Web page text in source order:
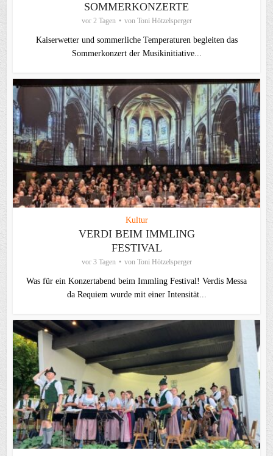
SOMMERKONZERTE
vor 2 Tagen von Toni Hötzelsperger
Kaiserwetter und sommerliche Temperaturen begleiten das
Sommerkonzert der Musikinitiative...
Kultur
VERDI BEIM IMMLING
FESTIVAL
vor 3 Tagen von Toni Hötzelsperger
Was für ein Konzertabend beim Immling Festival! Verdis Messa
da Requiem wurde mit einer Intensität...